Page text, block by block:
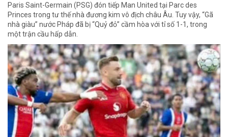
Paris Saint-Germain (PSG) đón tiếp Man United tại Parc des
Princes trong tư thế nhà đương kim vô địch châu Âu. Tuy vậy, “Gã
nhà giàu” nước Pháp đã bị “Quỷ đỏ” cầm hòa với tỉ số 1-1, trong
một trận cầu hấp dẫn.